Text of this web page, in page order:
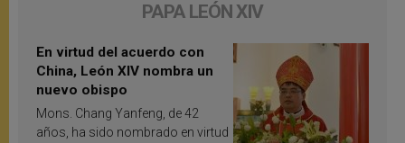
PAPA LEÓN XIV
En virtud del acuerdo con
China, León XIV nombra un
nuevo obispo
Mons. Chang Yanfeng, de 42
años, ha sido nombrado en virtud